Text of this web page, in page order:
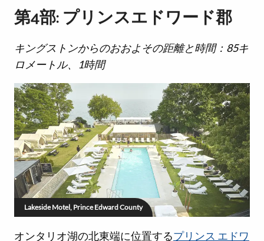
第4部: プリンスエドワード郡
キングストンからのおおよその距離と時間：85キ
ロメートル、1時間
Lakeside Motel, Prince Edward County
オンタリオ湖の北東端に位置するプリンス エドワ